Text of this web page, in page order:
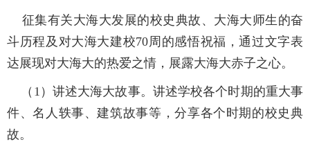
征集有关大海大发展的校史典故、大海大师生的奋
斗历程及对大海大建校70周的感悟祝福，通过文字表
达展现对大海大的热爱之情，展露大海大赤子之心。
（1）讲述大海大故事。讲述学校各个时期的重大事
件、名人轶事、建筑故事等，分享各个时期的校史典
故。